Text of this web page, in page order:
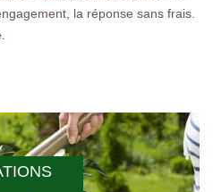
la réponse sans frais.